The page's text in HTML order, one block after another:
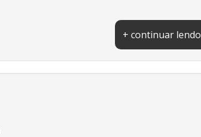
+ continuar lendo